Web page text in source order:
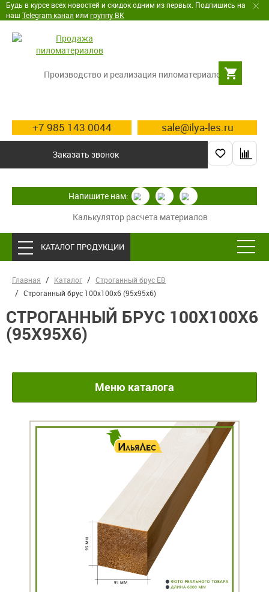
Будь в курсе всех новостей и скидок одним из первых. Подпишись на
наш Telegram канал или группу ВК
Производство и реализация пиломатериалов
+7 985 143 0044 sale@ilya-les.ru
Заказать звонок
Калькулятор расчета материалов
Напишите нам:
КАТАЛОГ ПРОДУКЦИИ
Главная Каталог
Строганный брус ЕВ
Строганный брус 100х100х6 (95х95х6)
СТРОГАННЫЙ БРУС 100Х100Х6
(95Х95Х6)
Меню каталога